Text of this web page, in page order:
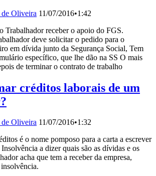
de Oliveira 11/07/2016•1:42
Trabalhador receber o apoio do FGS.
deve solicitar o pedido para o
em dívida junto da Segurança Social, Tem
específico, que lhe dão na SS O mais
de terminar o contrato de trabalho
créditos laborais de um
de Oliveira 11/07/2016•1:32
é o nome pomposo para a carta a escrever
a dizer quais são as dívidas e os
acha que tem a receber da empresa,